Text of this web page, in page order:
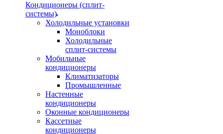
Кондиционеры (сплит-
системы)
Холодильные установки
Моноблоки
Холодильные
сплит-системы
Мобильные
кондиционеры
Климатизаторы
Промышленные
Настенные
кондиционеры
Оконные кондиционеры
Кассетные
кондиционеры